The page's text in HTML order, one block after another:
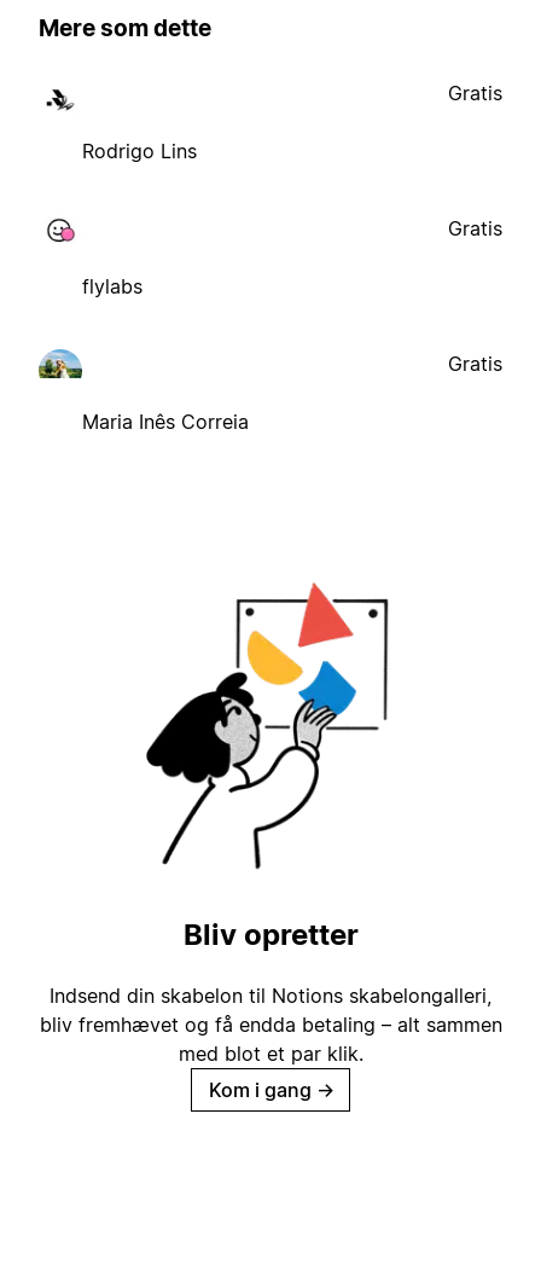
Mere som dette
Rodrigo Lins
Gratis
flylabs
Gratis
Maria Inês Correia
Gratis
Bliv opretter
Indsend din skabelon til Notions skabelongalleri,
bliv fremhævet og få endda betaling – alt sammen
med blot et par klik.
Kom i gang →